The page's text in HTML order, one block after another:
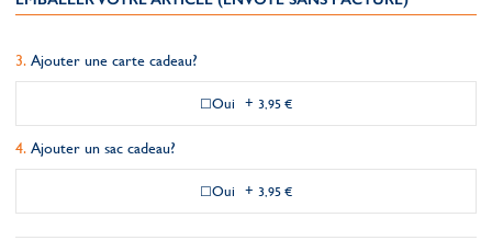
Ajouter une carte cadeau?
Oui + 3,95 €
Ajouter un sac cadeau?
Oui + 3,95 €